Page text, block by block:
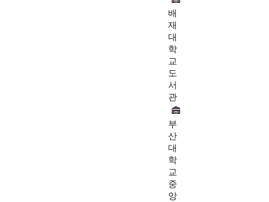
배
재
대
학
교
도
서
관
부
산
대
학
교
중
앙